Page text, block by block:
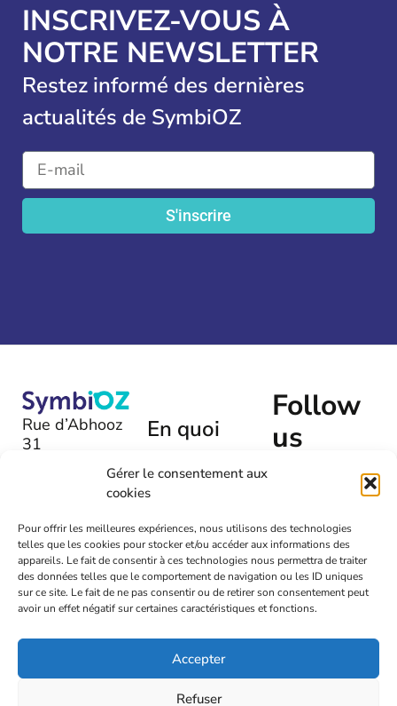
Gérer le consentement aux
cookies
Pour offrir les meilleures expériences, nous utilisons des technologies
telles que les cookies pour stocker et/ou accéder aux informations des
appareils. Le fait de consentir à ces technologies nous permettra de traiter
des données telles que le comportement de navigation ou les ID uniques
sur ce site. Le fait de ne pas consentir ou de retirer son consentement peut
avoir un effet négatif sur certaines caractéristiques et fonctions.
Accepter
Refuser
INSCRIVEZ-VOUS À
NOTRE NEWSLETTER
Restez informé des dernières
actualités de SymbiOZ
S'inscrire
Rue d’Abhooz
31
+32 (0)475
54 00 72
info@symbioz.org
En quoi
nous
vous aider
?
Laissez-
nous un
message
Follow
us